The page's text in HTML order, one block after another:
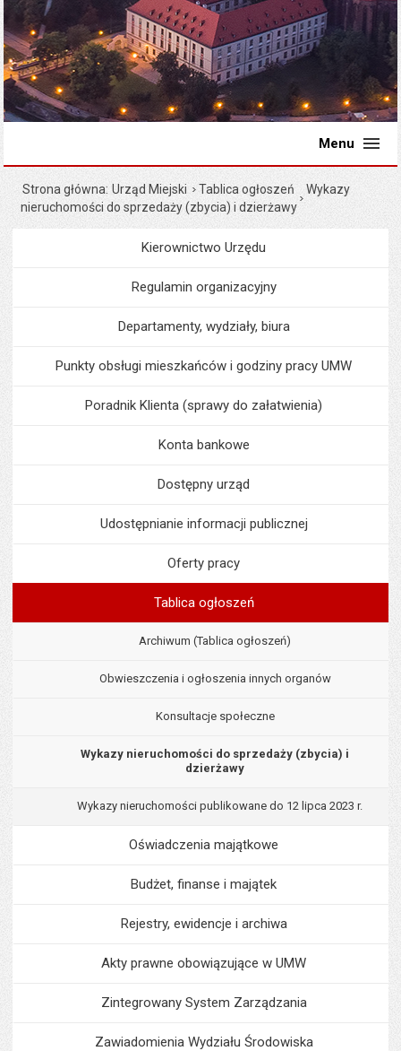
Menu
Strona główna Urząd Miejski Tablica ogłoszeń
Wykazy
nieruchomości do sprzedaży (zbycia) i dzierżawy
MenuUrząd Miejski
Kierownictwo Urzędu
Regulamin organizacyjny
Departamenty, wydziały, biura
Punkty obsługi mieszkańców i godziny pracy UMW
Poradnik Klienta (sprawy do załatwienia)
Konta bankowe
Dostępny urząd
Udostępnianie informacji publicznej
Oferty pracy
Tablica ogłoszeń
Archiwum (Tablica ogłoszeń)
Obwieszczenia i ogłoszenia innych organów
Konsultacje społeczne
Wykazy nieruchomości do sprzedaży (zbycia) i
dzierżawy
Wykazy nieruchomości publikowane do 12 lipca 2023 r.
Oświadczenia majątkowe
Budżet, finanse i majątek
Rejestry, ewidencje i archiwa
Akty prawne obowiązujące w UMW
Zintegrowany System Zarządzania
Zawiadomienia Wydziału Środowiska